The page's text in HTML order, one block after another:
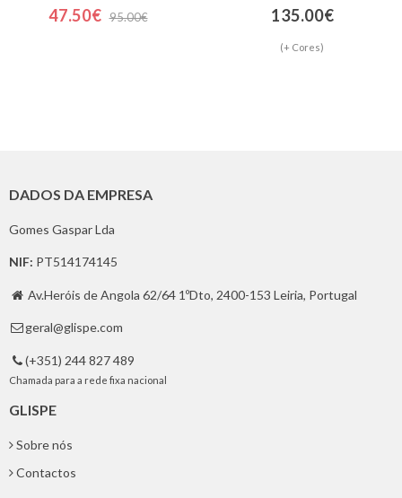
47.50€ 95.00€ 135.00€
(+ Cores)
DADOS DA EMPRESA
Gomes Gaspar Lda
NIF: PT514174145
 Av.Heróis de Angola 62/64 1ºDto, 2400-153 Leiria, Portugal
 geral@glispe.com
 (+351) 244 827 489
Chamada para a rede fixa nacional
GLISPE
Sobre nós
Contactos